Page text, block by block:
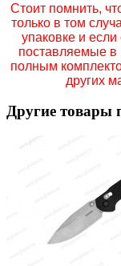
Стоит помнить,
только в том
упаковке и
поставляемые в
полным
других
Другие товары